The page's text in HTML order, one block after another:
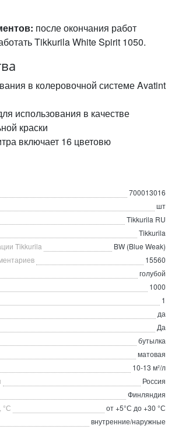
после окончания работ
Tikkurila White Spirit 1050.
в колеровочной системе Avatint
использования в качестве
краски
включает 16 цветовю
700013016
шт
Tikkurila RU
Tikkurila
Tikkurila
BW (Blue Weak)
15560
голубой
1000
1
да
Да
бутылка
матовая
10-13 м²/л
Россия
Финляндия
°С
от +5°С до +30 °С
внутренние/наружные